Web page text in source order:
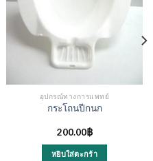
อุปกรณ์ทางการแพทย์
กระโถนปีกนก
200.00฿
หยิบใส่ตะกร้า